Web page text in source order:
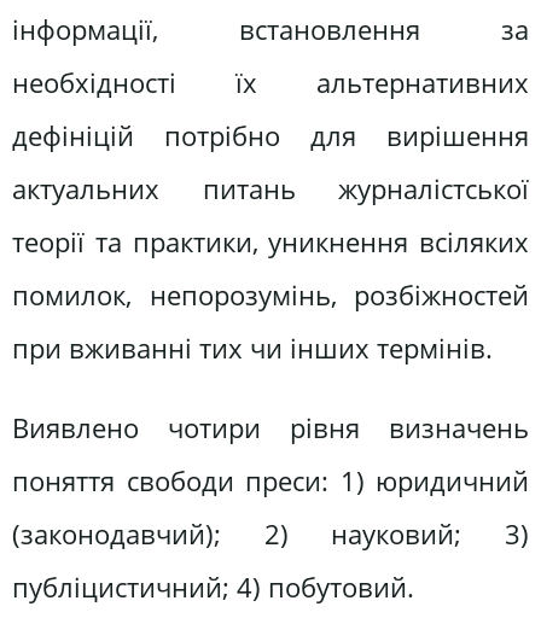
інформації, встановлення за
необхідності їх альтернативних
дефініцій потрібно для вирішення
актуальних питань журналістської
теорії та практики, уникнення всіляких
помилок, непорозумінь, розбіжностей
при вживанні тих чи інших термінів.
Виявлено чотири рівня визначень
поняття свободи преси: 1) юридичний
(законодавчий); 2) науковий; 3)
публіцистичний; 4) побутовий.